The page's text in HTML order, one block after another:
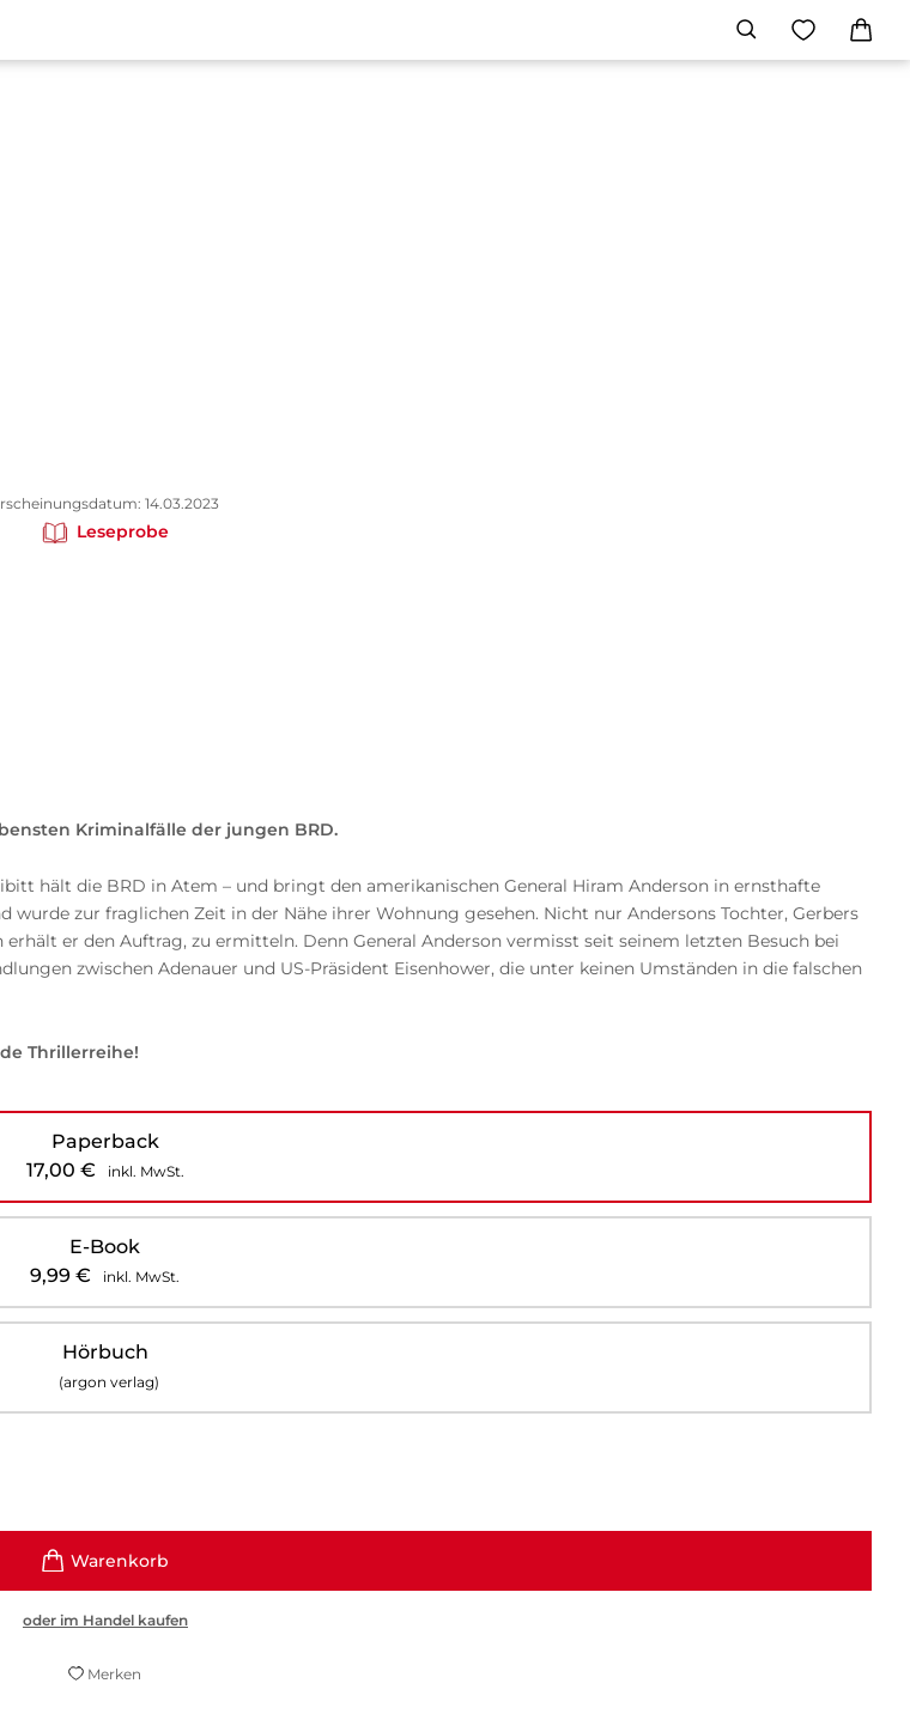
14.03.2023
Leseprobe
Kriminalfälle der jungen BRD.
hält die BRD in Atem – und bringt den amerikanischen General Hiram Anderson in ernsthafte
zur fraglichen Zeit in der Nähe ihrer Wohnung gesehen. Nicht nur Andersons Tochter, Gerbers
er den Auftrag, zu ermitteln. Denn General Anderson vermisst seit seinem letzten Besuch bei
zwischen Adenauer und US-Präsident Eisenhower, die unter keinen Umständen in die falschen
Thrillerreihe!
Paperback
17,00 € inkl. MwSt.
E-Book
9,99€ inkl. MwSt.
Hörbuch
(argon verlag)
oder im Handel kaufen
Merken